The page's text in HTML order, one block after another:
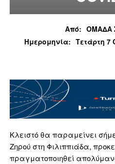
Από: ΟΜΑΔΑ
Ημερομηνία: Τετάρτη 7
Κλειστό θα παραμείνει
Ζηρού στη Φιλιππιάδα,
πραγματοποιηθεί